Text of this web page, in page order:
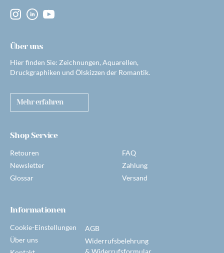
Über uns
Hier finden Sie: Zeichnungen, Aquarellen,
Druckgraphiken und Ölskizzen der Romantik.
Mehr erfahren
Shop Service
Retouren
Newsletter
Glossar
FAQ
Zahlung
Versand
Informationen
Cookie-Einstellungen
Über uns
AGB
Widerrufsbelehrung
& Widerrufsformular